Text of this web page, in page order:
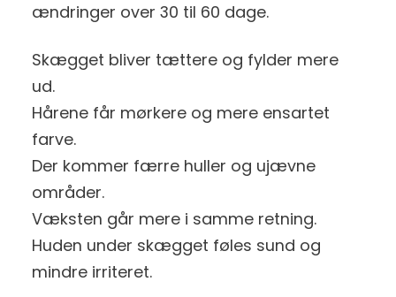
ændringer over 30 til 60 dage.
Skægget bliver tættere og fylder mere
ud.
Hårene får mørkere og mere ensartet
farve.
Der kommer færre huller og ujævne
områder.
Væksten går mere i samme retning.
Huden under skægget føles sund og
mindre irriteret.